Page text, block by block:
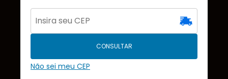
CONSULTAR
Não sei meu CEP